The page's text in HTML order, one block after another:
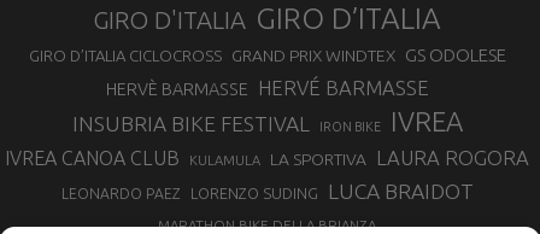
GIRO D'ITALIA GIRO D’ITALIA
GIRO D’ITALIA CICLOCROSS GRAND PRIX WINDTEX GS ODOLESE
HERVÈ BARMASSE
HERVÉ BARMASSE
INSUBRIA BIKE FESTIVAL
IRON BIKE IVREA
IVREA CANOA CLUB KULAMULA LA SPORTIVA LAURA ROGORA
LEONARDO PAEZ LORENZO SUDING LUCA BRAIDOT
MARATHON BIKE DELLA BRIANZA